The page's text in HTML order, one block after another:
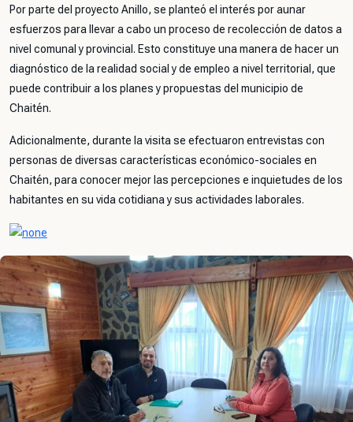
Por parte del proyecto Anillo, se planteó el interés por aunar
esfuerzos para llevar a cabo un proceso de recolección de datos a
nivel comunal y provincial. Esto constituye una manera de hacer un
diagnóstico de la realidad social y de empleo a nivel territorial, que
puede contribuir a los planes y propuestas del municipio de
Chaitén.
Adicionalmente, durante la visita se efectuaron entrevistas con
personas de diversas características económico-sociales en
Chaitén, para conocer mejor las percepciones e inquietudes de los
habitantes en su vida cotidiana y sus actividades laborales.